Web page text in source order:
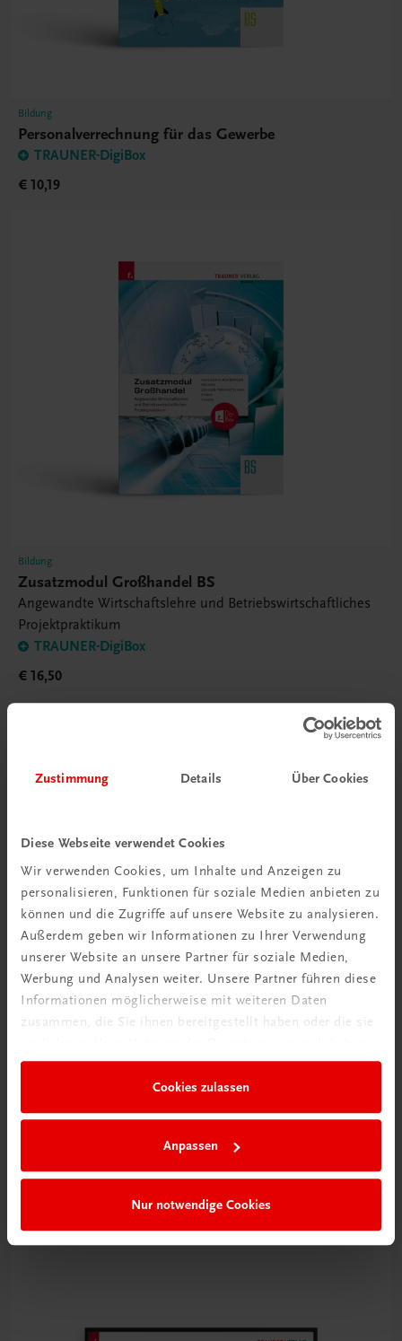
Zustimmung Details Über Cookies
Diese Webseite verwendet Cookies
Wir verwenden Cookies, um Inhalte und Anzeigen zu
personalisieren, Funktionen für soziale Medien anbieten zu
können und die Zugriffe auf unsere Website zu analysieren.
Außerdem geben wir Informationen zu Ihrer Verwendung
unserer Website an unsere Partner für soziale Medien,
Werbung und Analysen weiter. Unsere Partner führen diese
Informationen möglicherweise mit weiteren Daten
zusammen, die Sie ihnen bereitgestellt haben oder die sie
Cookies zulassen
Anpassen
Nur notwendige Cookies
Bildung
Personalverrechnung für das Gewerbe
TRAUNER-DigiBox
€ 10,19
Bildung
Zusatzmodul Großhandel BS
Angewandte Wirtschaftslehre und Betriebswirtschaftliches
Projektpraktikum
TRAUNER-DigiBox
€ 16,50
Bildung